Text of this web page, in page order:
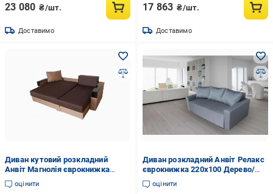
23 080 ₴/шт.
Доставимо
17 863 ₴/шт.
Доставимо
Диван кутовий розкладний
Анвіт Магнолія єврокнижка
дерево/тканина епіка 230х150
см Коричневий
оцінити
Диван розкладний Анвіт Релакс
єврокнижка 220х100 Дерево/
Тканина Саванна колір Графіт
оцінити